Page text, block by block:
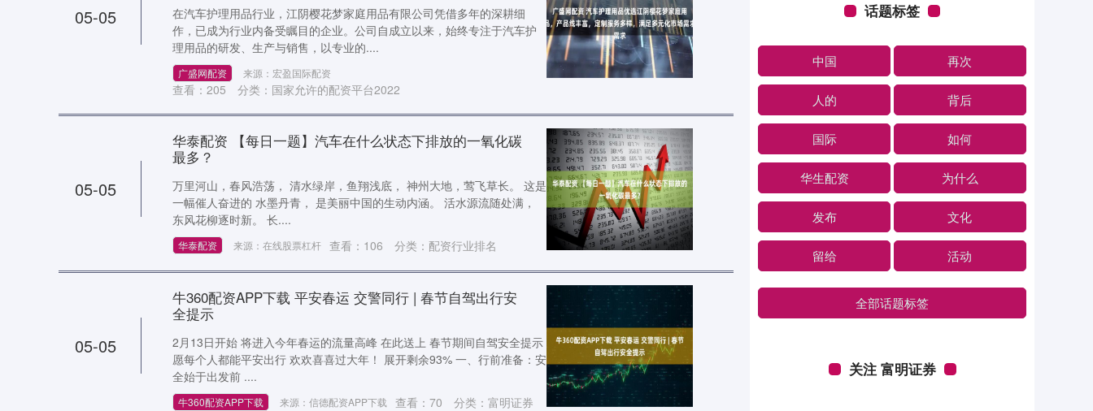
05-05
在汽车护理用品行业，江阴樱花梦家庭用品有限公司凭借多年的深耕细
作，已成为行业内备受瞩目的企业。公司自成立以来，始终专注于汽车护
理用品的研发、生产与销售，以专业的....
广盛网配资 来源：宏盈国际配资
查看： 205 分类： 国家允许的配资平台2022
05-05
华泰配资 【每日一题】汽车在什么状态下排放的一氧化碳
最多？
万里河山，春风浩荡， 清水绿岸，鱼翔浅底， 神州大地，莺飞草长。 这是
一幅催人奋进的 水墨丹青， 是美丽中国的生动内涵。 活水源流随处满，
东风花柳逐时新。 长....
华泰配资 来源：在线股票杠杆 查看： 106 分类： 配资行业排名
05-05
牛360配资APP下载 平安春运 交警同行 | 春节自驾出行安
全提示
2月13日开始 将进入今年春运的流量高峰 在此送上 春节期间自驾安全提示
愿每个人都能平安出行 欢欢喜喜过大年！ 展开剩余93% 一、行前准备：安
全始于出发前 ....
牛360配资APP下载 来源：信德配资APP下载 查看： 70 分类： 富明证券
话题标签
中国 再次
人的 背后
国际 如何
华生配资 为什么
发布 文化
留给 活动
全部话题标签
关注 富明证券